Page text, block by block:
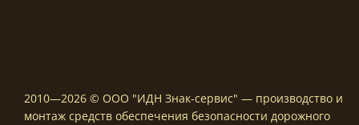
2010—2026 © ООО "ИДН Знак-сервис" — производство и
монтаж средств обеспечения безопасности дорожного